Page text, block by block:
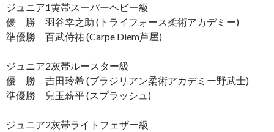
ジュニア1黄帯スーパーヘビー級
優 勝 羽谷幸之助 (トライフォース柔術アカデミー)
準優勝 百武侍祐 (Carpe Diem芦屋)
ジュニア2灰帯ルースター級
優 勝 吉田玲希 (ブラジリアン柔術アカデミー野武士)
準優勝 兒玉薪平 (スプラッシュ)
ジュニア2灰帯ライトフェザー級